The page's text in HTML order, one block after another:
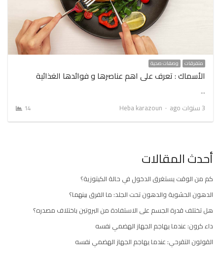
متفرقات وصفات صحية
الأسماك : تعرف على اهم عناصرها و فوائدها الغذائية
…
3 سنوات ago
Author
Heba karazoun
14
أحدث المقالات
كم من الوقت يستغرق الدخول في حالة الكيتوزية؟
الدهون الحشوية والدهون تحت الجلد: ما الفرق بينهما؟
هل تختلف قدرة الجسم على الاستفادة من البروتين باختلاف مصدره؟
داء كرون: عندما يهاجم الجهاز الهضمي نفسه
القولون التقرحي: عندما يهاجم الجهاز الهضمي نفسه